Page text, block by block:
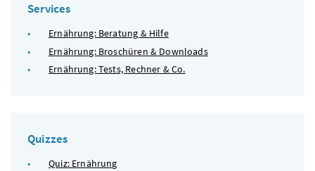
Services
Ernährung: Beratung & Hilfe
Ernährung: Broschüren & Downloads
Ernährung: Tests, Rechner & Co.
Quizzes
Quiz: Ernährung